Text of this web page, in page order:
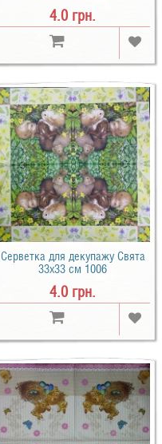
4.0 грн.
Серветка для декупажу Свята
33х33 см 1006
4.0 грн.